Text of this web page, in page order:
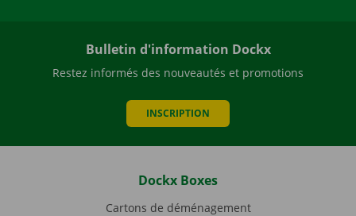
Bulletin d'information Dockx
Restez informés des nouveautés et promotions
INSCRIPTION
Dockx Boxes
Cartons de déménagement